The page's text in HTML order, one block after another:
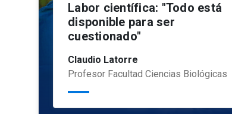
Labor científica: "Todo está
disponible para ser
cuestionado"
Claudio Latorre
Profesor Facultad Ciencias Biológicas